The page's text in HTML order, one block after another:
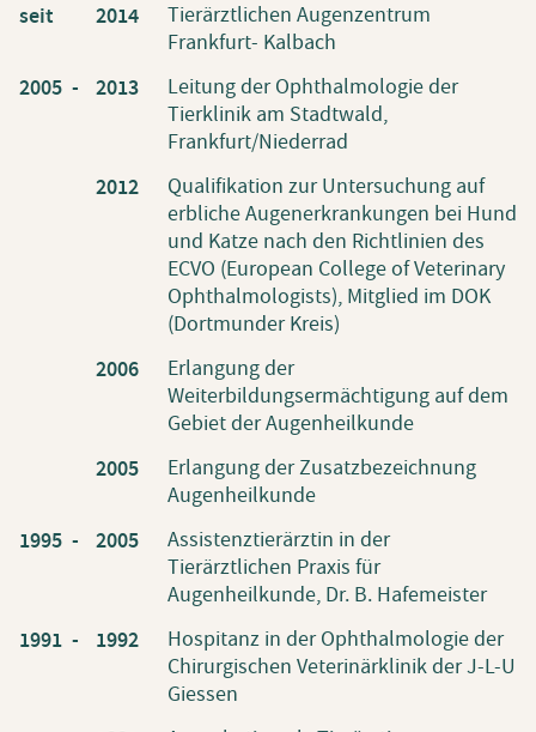
seit 2014
Tierärztlichen Augenzentrum
Frankfurt- Kalbach
2005 - 2013
Leitung der Ophthalmologie der
Tierklinik am Stadtwald,
Frankfurt/Niederrad
2012
Qualifikation zur Untersuchung auf
erbliche Augenerkrankungen bei Hund
und Katze nach den Richtlinien des
ECVO (European College of Veterinary
Ophthalmologists), Mitglied im DOK
(Dortmunder Kreis)
2006
Erlangung der
Weiterbildungsermächtigung auf dem
Gebiet der Augenheilkunde
2005
Erlangung der Zusatzbezeichnung
Augenheilkunde
1995 - 2005
Assistenztierärztin in der
Tierärztlichen Praxis für
Augenheilkunde, Dr. B. Hafemeister
1991 - 1992
Hospitanz in der Ophthalmologie der
Chirurgischen Veterinärklinik der J-L-U
Giessen